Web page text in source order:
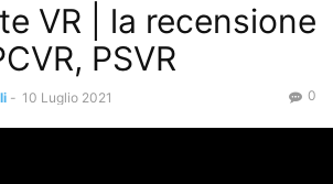
VR | la recensione
PSVR
- 10 Luglio 2021 0